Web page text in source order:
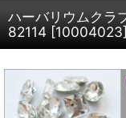
ハーバリウムクラ
82114 [10004023]